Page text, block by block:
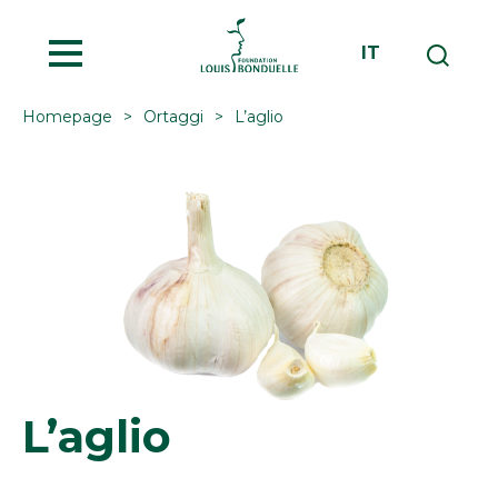
IT
Homepage Ortaggi L’aglio
L’aglio